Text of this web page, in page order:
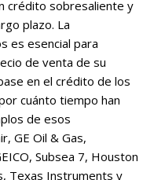
crédito sobresaliente y
plazo. La
es esencial para
de venta de su
en el crédito de los
cuánto tiempo han
de esos
GE Oil & Gas,
Subsea 7, Houston
Texas Instruments y